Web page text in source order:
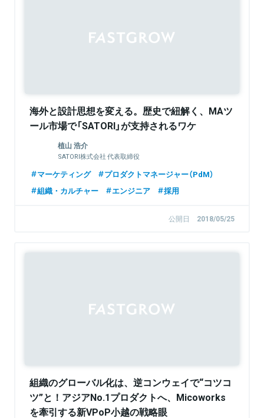
海外と設計思想を変える。歴史で紐解く、MAツ
ール市場で「SATORI」が支持されるワケ
植山 浩介
SATORI株式会社 代表取締役
マーケティング
プロダクトマネージャー（PdM）
組織・カルチャー
エンジニア 採用
公開日 2018/05/25
組織のグローバル化は、逆コンウェイで“コツコ
ツ”と！アジアNo.1プロダクトへ、Micoworks
を牽引する新VPoP小越の戦略眼